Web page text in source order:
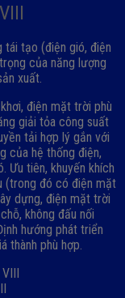
tái tạo (điện gió, điện
của năng lượng
xuất.
điện mặt trời phù
giải tỏa công suất
tải hợp lý gắn với
của hệ thống điện,
Ưu tiên, khuyến khích
(trong đó có điện mặt
dựng, điện mặt trời
không đấu nối
hướng phát triển
thành phù hợp.